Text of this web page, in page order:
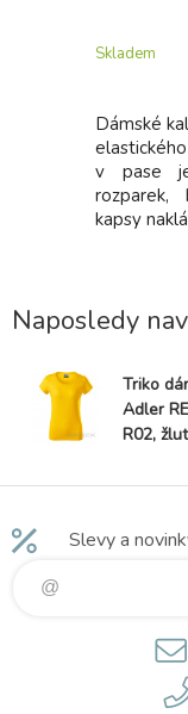
Skladem
Dámské
v pase
rozparek,
kapsy
Naposledy
Triko
Adler
R02,
Slevy a